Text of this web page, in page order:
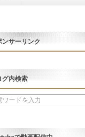
ンサーリンク
グ内検索